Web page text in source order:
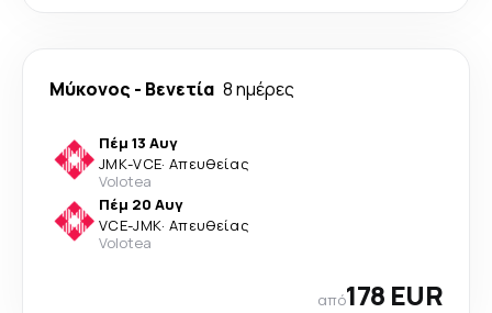
Μύκονος - Βενετία 8 ημέρες
Πέμ 13 Αυγ
JMK-VCE· Απευθείας
Volotea
Πέμ 20 Αυγ
VCE-JMK· Απευθείας
Volotea
από178 EUR